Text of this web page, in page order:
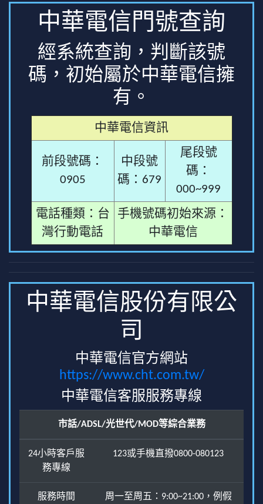
中華電信門號查詢
經系統查詢，判斷該號
碼，初始屬於中華電信擁
有。
中華電信資訊
前段號碼：
0905
中段號
碼：679
尾段號
碼：
000~999
電話種類：台
灣行動電話
手機號碼初始來源：
中華電信
中華電信股份有限公
司
中華電信官方網站
https://www.cht.com.tw/
中華電信客服服務專線
市話/ADSL/光世代/MOD等綜合業務
24小時客戶服
務專線
123或手機直撥0800-080123
服務時間
周一至周五：9:00~21:00，例假